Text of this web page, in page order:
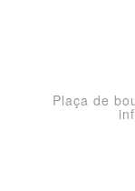
Plaça de